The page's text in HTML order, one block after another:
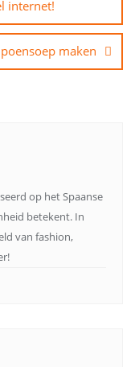
internet!
maken
op het Spaanse
betekent. In
van fashion,